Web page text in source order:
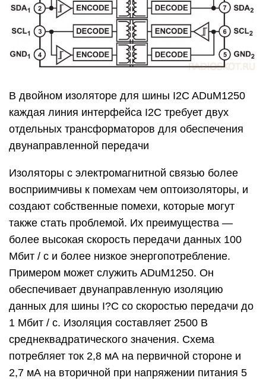
В двойном изоляторе для шины I2C ADuM1250
каждая линия интерфейса I2C требует двух
отдельных трансформаторов для обеспечения
двунаправленной передачи
Изоляторы с электромагнитной связью более
восприимчивы к помехам чем оптоизоляторы, и
создают собственные помехи, которые могут
также стать проблемой. Их преимущества —
более высокая скорость передачи данных 100
Мбит / с и более низкое энергопотребление.
Примером может служить ADuM1250. Он
обеспечивает двунаправленную изоляцию
данных для шины I?C со скоростью передачи до
1 Мбит / с. Изоляция составляет 2500 В
среднеквадратического значения. Схема
потребляет ток 2,8 мА на первичной стороне и
2,7 мА на вторичной при напряжении питания 5